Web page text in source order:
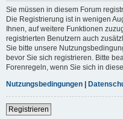
Sie müssen in diesem Forum
Die Registrierung ist in wenigen
Ihnen, auf weitere Funktionen
registrierten Benutzern auch
Sie bitte unsere
bevor Sie sich registrieren. Bitte
Forenregeln, wenn Sie sich in
Nutzungsbedingungen |
Registrieren